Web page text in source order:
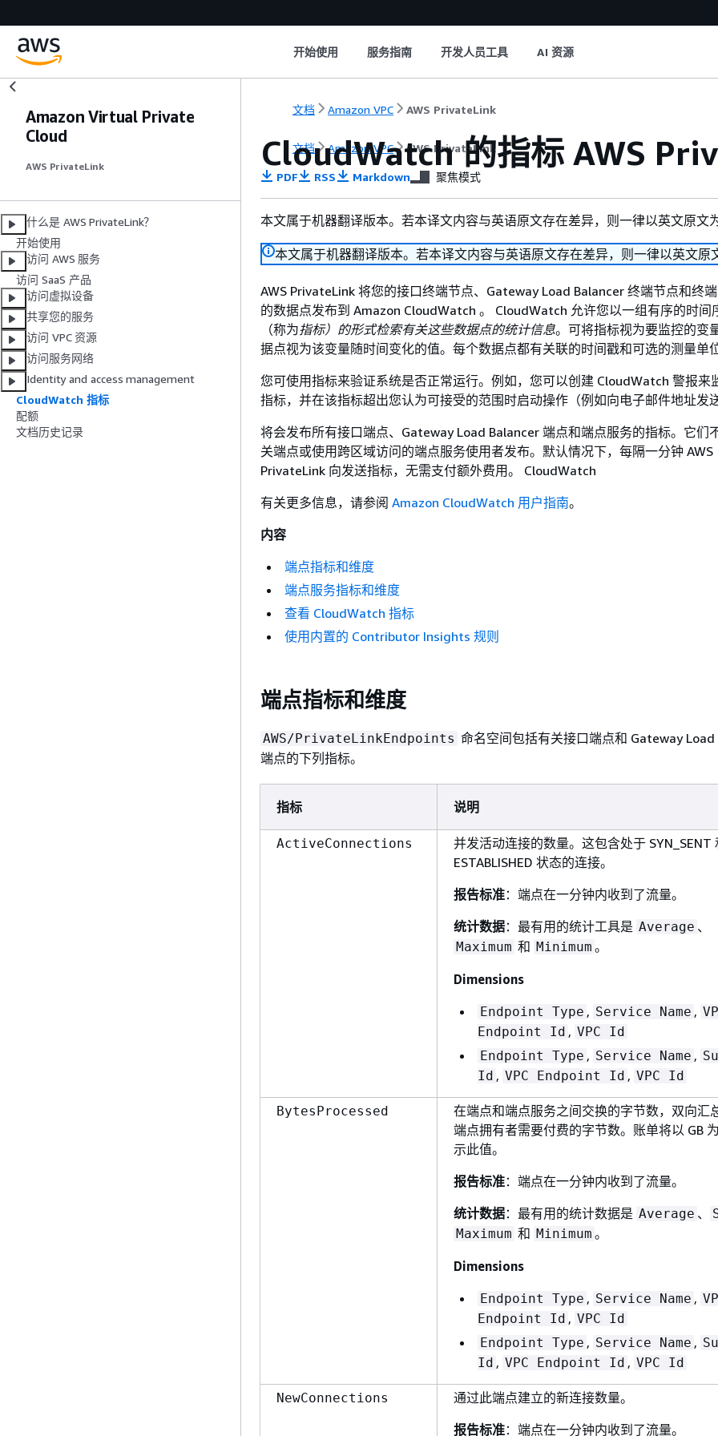
开始使用 服务指南 开发人员工具 AI 资源
Amazon Virtual Private
Cloud
AWS PrivateLink
什么是 AWS PrivateLink？
开始使用
访问 AWS 服务
访问 SaaS 产品
访问虚拟设备
共享您的服务
访问 VPC 资源
访问服务网络
Identity and access management
CloudWatch 指标
配额
文档历史记录
文档 Amazon VPC AWS PrivateLink
文档 Amazon VPC AWS PrivateLink
CloudWatch 的指标 AWS
PDF RSS Markdown 聚焦模式
本文属于机器翻译版本。若本译文内容与英语原文存在差异，则一律以英文原文为
本文属于机器翻译版本。若本译文内容与英语原文存在差异，则一律以英文原
AWS PrivateLink 将您的接口终端节点、Gateway Load Balancer 终端节点和终
的数据点发布到 Amazon CloudWatch 。 CloudWatch 允许您以一组有序的时间
（称为指标）的形式检索有关这些数据点的统计信息。可将指标视为要监控的变
据点视为该变量随时间变化的值。每个数据点都有关联的时间戳和可选的测量单位
您可使用指标来验证系统是否正常运行。例如，您可以创建 CloudWatch 警报来
指标，并在该指标超出您认为可接受的范围时启动操作（例如向电子邮件地址发
将会发布所有接口端点、Gateway Load Balancer 端点和端点服务的指标。它们
关端点或使用跨区域访问的端点服务使用者发布。默认情况下，每隔一分钟 AWS
PrivateLink 向发送指标，无需支付额外费用。 CloudWatch
有关更多信息，请参阅 Amazon CloudWatch 用户指南。
内容
端点指标和维度
端点服务指标和维度
查看 CloudWatch 指标
使用内置的 Contributor Insights 规则
端点指标和维度
AWS/PrivateLinkEndpoints 命名空间包括有关接口端点和 Gateway Load
端点的下列指标。
指标 说明
ActiveConnections
并发活动连接的数量。这包含处于 SYN_SENT
ESTABLISHED 状态的连接。
报告标准：端点在一分钟内收到了流量。
统计数据：最有用的统计工具是 Average 、
Maximum 和 Minimum 。
Dimensions
Endpoint Type , Service Name ,
Endpoint Id , VPC Id
Endpoint Type , Service Name ,
Id , VPC Endpoint Id , VPC Id
BytesProcessed
在端点和端点服务之间交换的字节数，双向汇
端点拥有者需要付费的字节数。账单将以 GB
示此值。
报告标准：端点在一分钟内收到了流量。
统计数据：最有用的统计数据是 Average 、
Maximum 和 Minimum 。
Dimensions
Endpoint Type , Service Name ,
Endpoint Id , VPC Id
Endpoint Type , Service Name ,
Id , VPC Endpoint Id , VPC Id
NewConnections
通过此端点建立的新连接数量。
报告标准：端点在一分钟内收到了流量。